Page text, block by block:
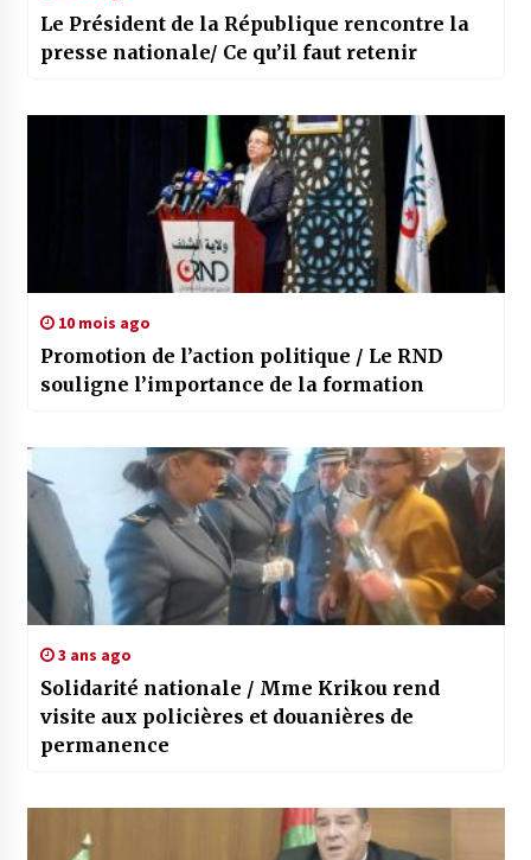
Le Président de la République rencontre la
presse nationale/ Ce qu’il faut retenir
10 mois ago
Promotion de l’action politique / Le RND
souligne l’importance de la formation
3 ans ago
Solidarité nationale / Mme Krikou rend
visite aux policières et douanières de
permanence